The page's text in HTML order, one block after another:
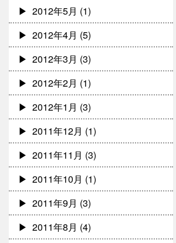
2012年5月 (1)
2012年4月 (5)
2012年3月 (3)
2012年2月 (1)
2012年1月 (3)
2011年12月 (1)
2011年11月 (3)
2011年10月 (1)
2011年9月 (3)
2011年8月 (4)